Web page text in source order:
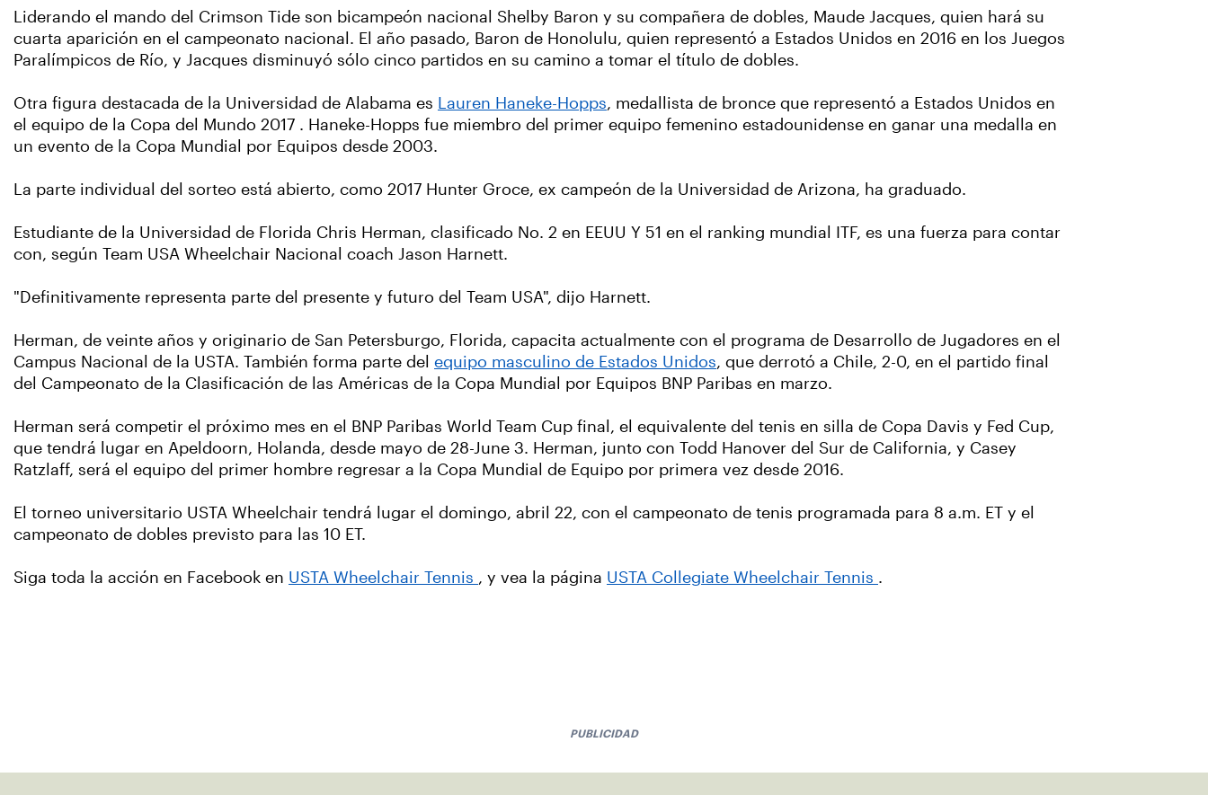
Liderando el mando del Crimson Tide son bicampeón nacional Shelby Baron y su compañera de dobles, Maude Jacques, quien hará su
cuarta aparición en el campeonato nacional. El año pasado, Baron de Honolulu, quien representó a Estados Unidos en 2016 en los Juegos
Paralímpicos de Río, y Jacques disminuyó sólo cinco partidos en su camino a tomar el título de dobles.
Otra figura destacada de la Universidad de Alabama es Lauren Haneke-Hopps, medallista de bronce que representó a Estados Unidos en
el equipo de la Copa del Mundo 2017 . Haneke-Hopps fue miembro del primer equipo femenino estadounidense en ganar una medalla en
un evento de la Copa Mundial por Equipos desde 2003.
La parte individual del sorteo está abierto, como 2017 Hunter Groce, ex campeón de la Universidad de Arizona, ha graduado.
Estudiante de la Universidad de Florida Chris Herman, clasificado No. 2 en EEUU Y 51 en el ranking mundial ITF, es una fuerza para contar
con, según Team USA Wheelchair Nacional coach Jason Harnett.
"Definitivamente representa parte del presente y futuro del Team USA", dijo Harnett.
Herman, de veinte años y originario de San Petersburgo, Florida, capacita actualmente con el programa de Desarrollo de Jugadores en el
Campus Nacional de la USTA. También forma parte del equipo masculino de Estados Unidos, que derrotó a Chile, 2-0, en el partido final
del Campeonato de la Clasificación de las Américas de la Copa Mundial por Equipos BNP Paribas en marzo.
Herman será competir el próximo mes en el BNP Paribas World Team Cup final, el equivalente del tenis en silla de Copa Davis y Fed Cup,
que tendrá lugar en Apeldoorn, Holanda, desde mayo de 28-June 3. Herman, junto con Todd Hanover del Sur de California, y Casey
Ratzlaff, será el equipo del primer hombre regresar a la Copa Mundial de Equipo por primera vez desde 2016.
El torneo universitario USTA Wheelchair tendrá lugar el domingo, abril 22, con el campeonato de tenis programada para 8 a.m. ET y el
campeonato de dobles previsto para las 10 ET.
Siga toda la acción en Facebook en USTA Wheelchair Tennis , y vea la página USTA Collegiate Wheelchair Tennis .
PUBLICIDAD